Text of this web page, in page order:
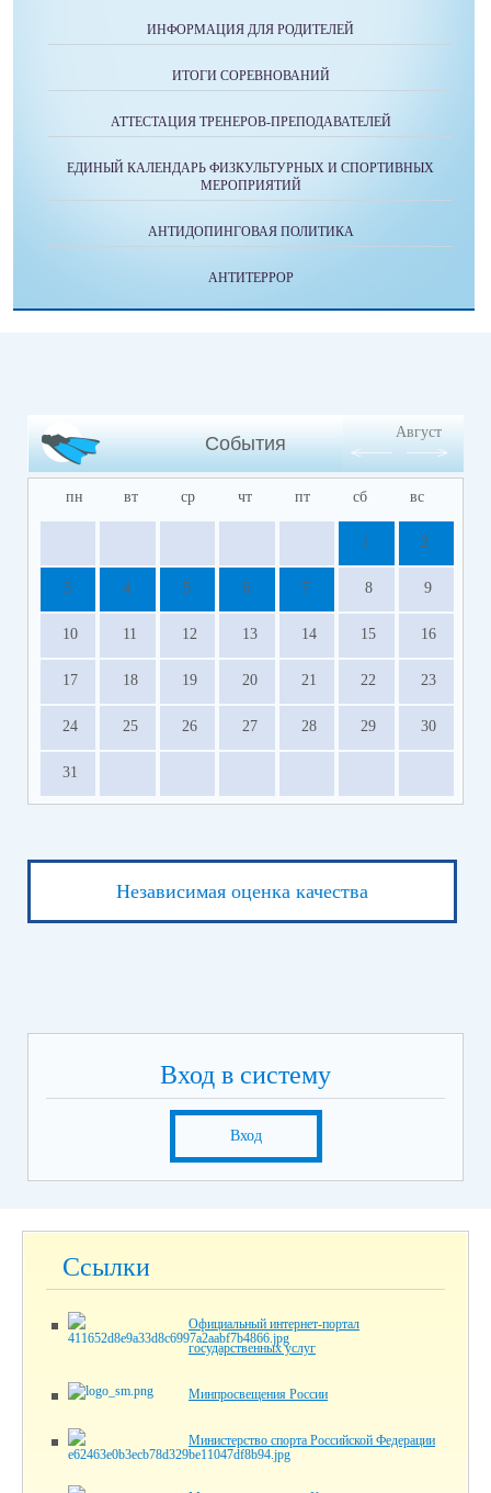
ИНФОРМАЦИЯ ДЛЯ РОДИТЕЛЕЙ
ИТОГИ СОРЕВНОВАНИЙ
АТТЕСТАЦИЯ ТРЕНЕРОВ-ПРЕПОДАВАТЕЛЕЙ
ЕДИНЫЙ КАЛЕНДАРЬ ФИЗКУЛЬТУРНЫХ И СПОРТИВНЫХ
МЕРОПРИЯТИЙ
АНТИДОПИНГОВАЯ ПОЛИТИКА
АНТИТЕРРОР
События
Август
пн вт ср чт пт сб вс
1 2
3 4 5 6 7 8 9
10 11 12 13 14 15 16
17 18 19 20 21 22 23
24 25 26 27 28 29 30
31
Независимая оценка качества
Вход в систему
Вход
Ссылки
Официальный интернет-портал
государственных услуг
Минпросвещения России
Министерство спорта Российской Федерации